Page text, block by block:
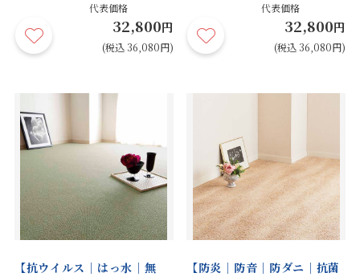
代表価格
32,800円
(税込 36,080円)
代表価格
32,800円
(税込 36,080円)
【抗ウイルス｜はっ水｜無
【防炎｜防音｜防ダニ｜抗菌